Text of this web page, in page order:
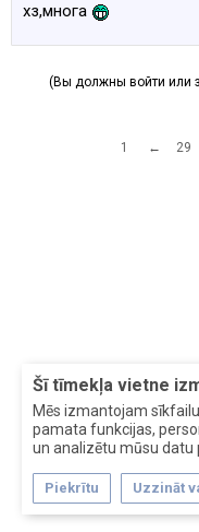
Šī tīmekļa vietne
Mēs izmantojam
pamata funkcijas,
un analizētu mūsu datu
Piekrītu Uzzināt
хз,многа
(Вы должны войти или
1 ← 29